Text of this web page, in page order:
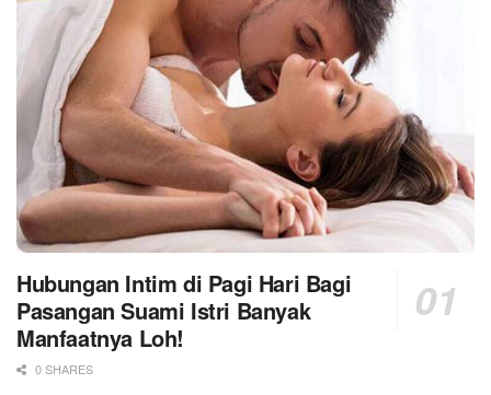
Hubungan Intim di Pagi Hari Bagi
Pasangan Suami Istri Banyak
Manfaatnya Loh!
0 SHARES